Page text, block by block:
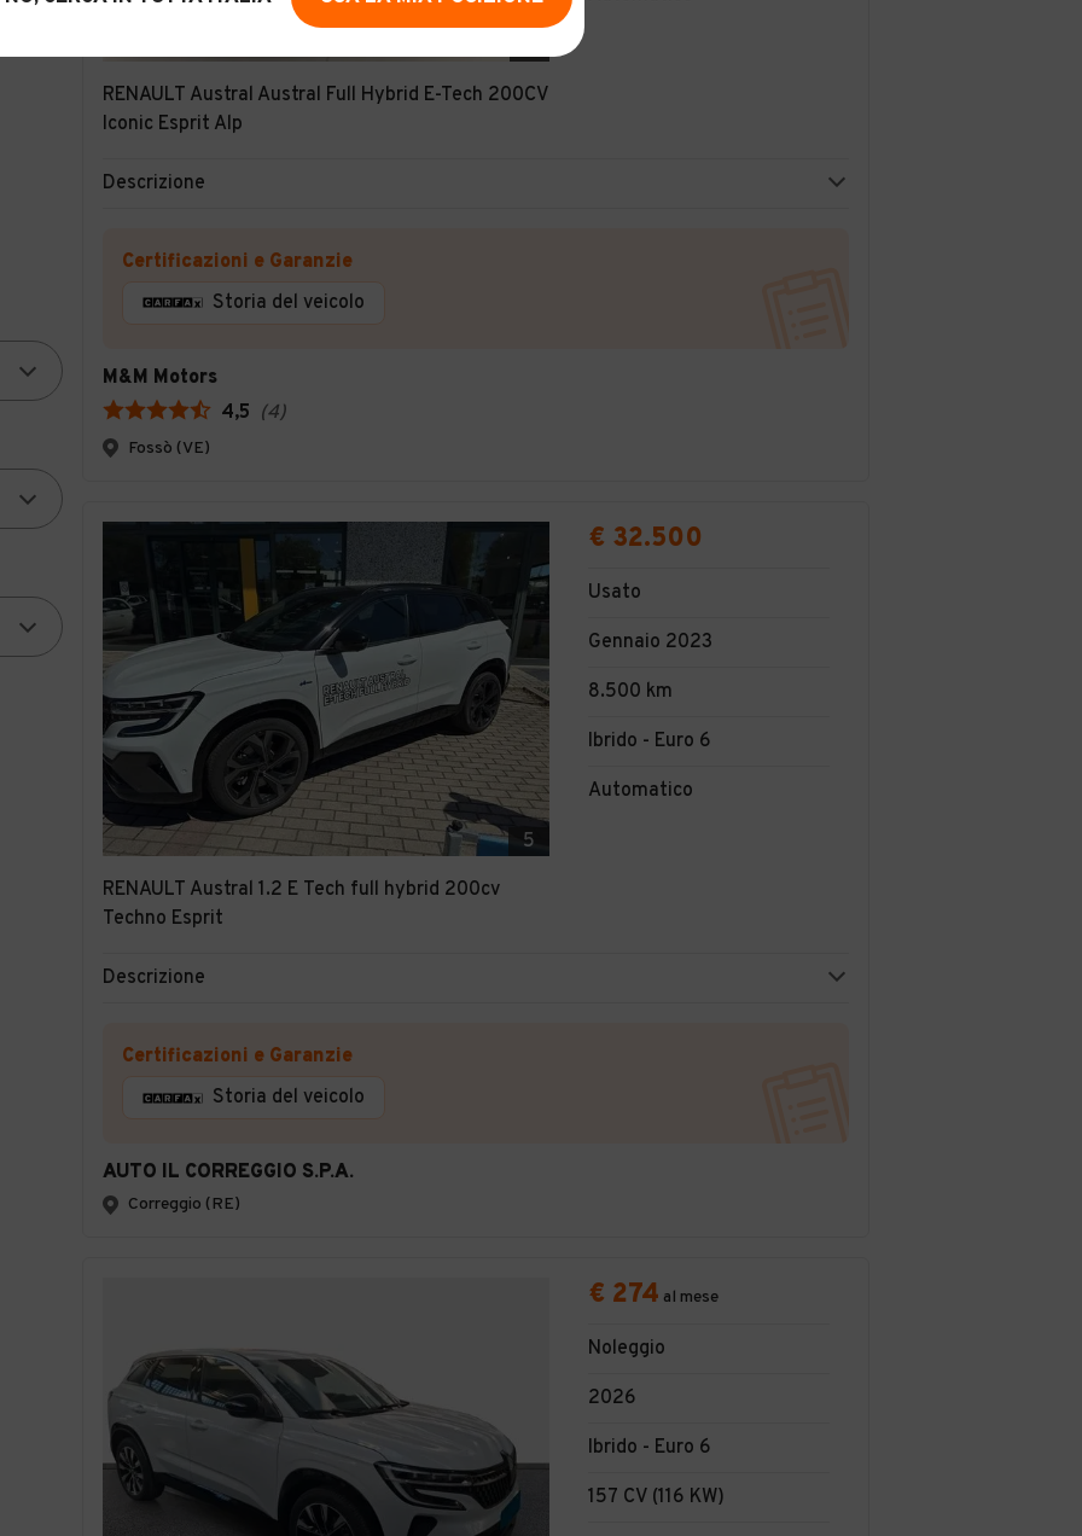
RENAULT Austral Austral Full Hybrid E-Tech 200CV
Iconic Esprit Alp
Descrizione
Certificazioni e Garanzie
Storia del veicolo
M&M Motors
4,5 (4)
Fossò (VE)
5
RENAULT Austral 1.2 E Tech full hybrid 200cv
Techno Esprit
€ 32.500
Usato
Gennaio 2023
8.500 km
Ibrido - Euro 6
Automatico
Descrizione
Certificazioni e Garanzie
Storia del veicolo
AUTO IL CORREGGIO S.P.A.
Correggio (RE)
€ 274 al mese
Noleggio
2026
Ibrido - Euro 6
157 CV (116 KW)